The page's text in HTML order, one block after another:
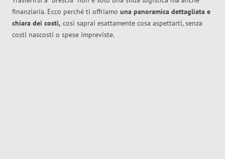
finanziaria. Ecco perché ti offriamo una panoramica dettagliata e
chiara dei costi, così saprai esattamente cosa aspettarti, senza
costi nascosti o spese impreviste.